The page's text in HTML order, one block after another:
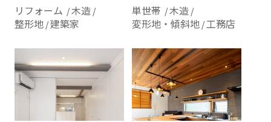
リフォーム
木造
整形地 建築家
単世帯
木造
変形地・傾斜地 工務店